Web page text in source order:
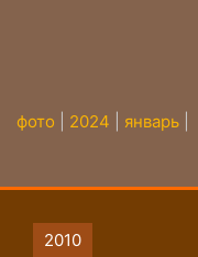
фото 2024 январь
2010